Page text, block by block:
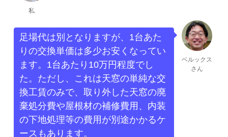
私
ベルックス
さん
足場代は別となりますが、1台あた
りの交換単価は多少お安くなってい
ます。1台あたり10万円程度でし
た。ただし、これは天窓の単純な交
換工賃のみで、取り外した天窓の廃
棄処分費や屋根材の補修費用、内装
の下地処理等の費用が別途かかるケ
ースもあります。